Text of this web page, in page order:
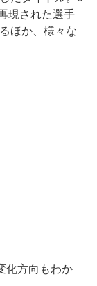
現された選手
ほか、様々な
化方向もわか